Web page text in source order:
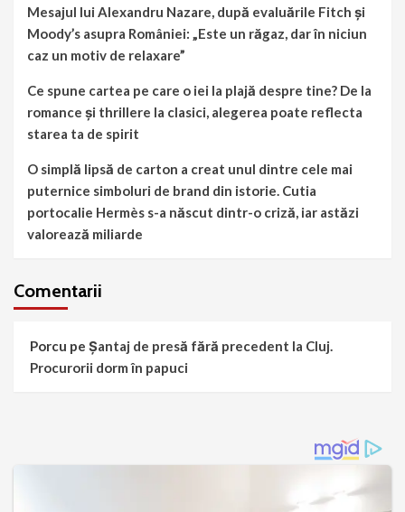
Mesajul lui Alexandru Nazare, după evaluările Fitch și
Moody’s asupra României: „Este un răgaz, dar în niciun
caz un motiv de relaxare”
Ce spune cartea pe care o iei la plajă despre tine? De la
romance și thrillere la clasici, alegerea poate reflecta
starea ta de spirit
O simplă lipsă de carton a creat unul dintre cele mai
puternice simboluri de brand din istorie. Cutia
portocalie Hermès s-a născut dintr-o criză, iar astăzi
valorează miliarde
Comentarii
Porcu pe Șantaj de presă fără precedent la Cluj.
Procurorii dorm în papuci